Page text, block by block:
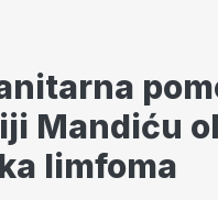
Mandiću
limfoma